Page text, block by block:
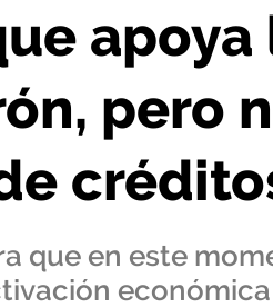
pero
que en este